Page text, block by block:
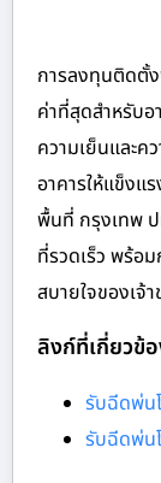
การลงทุนติดตั้
ค่าที่สุดสำหรับอ
ความเย็นและค
อาคารให้แข็งแ
พื้นที่ กรุงเทพ
ที่รวดเร็ว พร้อ
สบายใจของเจ้
ลิงก์ที่เกี่ยวข้
รับฉีดพ่น
รับฉีดพ่น